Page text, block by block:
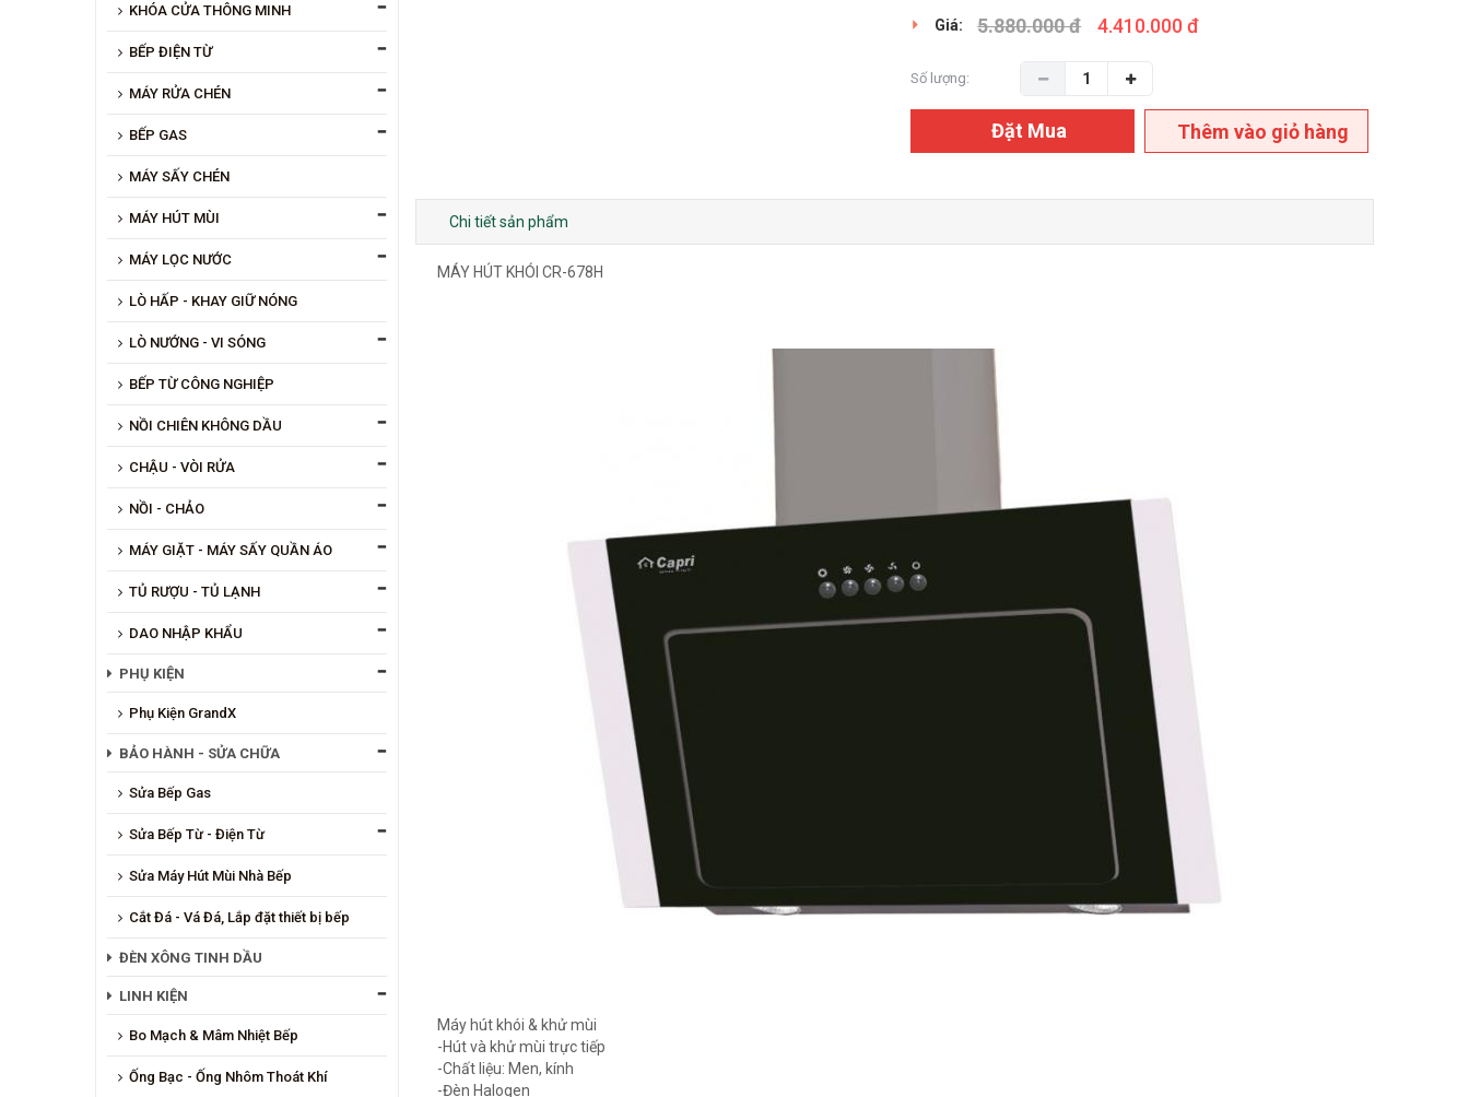
KHÓA CỬA THÔNG MINH
BẾP ĐIỆN TỪ
MÁY RỬA CHÉN
BẾP GAS
MÁY SẤY CHÉN
MÁY HÚT MÙI
MÁY LỌC NƯỚC
LÒ HẤP - KHAY GIỮ NÓNG
LÒ NƯỚNG - VI SÓNG
BẾP TỪ CÔNG NGHIỆP
NỒI CHIÊN KHÔNG DẦU
CHẬU - VÒI RỬA
NỒI - CHẢO
MÁY GIẶT - MÁY SẤY QUẦN ÁO
TỦ RƯỢU - TỦ LẠNH
DAO NHẬP KHẨU
PHỤ KIỆN
Phụ Kiện GrandX
BẢO HÀNH - SỬA CHỮA
Sửa Bếp Gas
Sửa Bếp Từ - Điện Từ
Sửa Máy Hút Mùi Nhà Bếp
Cắt Đá - Vá Đá, Lắp đặt thiết bị bếp
ĐÈN XÔNG TINH DẦU
LINH KIỆN
Bo Mạch & Mâm Nhiệt Bếp
Ống Bạc - Ống Nhôm Thoát Khí
Giá: 5.880.000 đ 4.410.000 đ
Số lượng:
Đặt Mua Thêm vào giỏ hàng
Chi tiết sản phẩm
MÁY HÚT KHÓI CR-678H
Máy hút khói & khử mùi
-Hút và khử mùi trực tiếp
-Chất liệu: Men, kính
-Đèn Halogen